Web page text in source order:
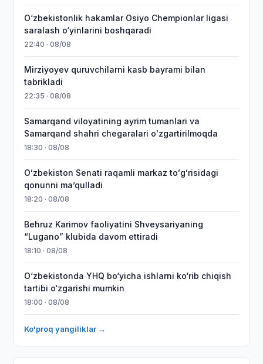
O‘zbekistonlik hakamlar Osiyo Chempionlar ligasi
saralash o‘yinlarini boshqaradi
22:40 · 08/08
Mirziyoyev quruvchilarni kasb bayrami bilan
tabrikladi
22:35 · 08/08
Samarqand viloyatining ayrim tumanlari va
Samarqand shahri chegaralari oʻzgartirilmoqda
18:30 · 08/08
Oʻzbekiston Senati raqamli markaz toʻgʻrisidagi
qonunni maʼqulladi
18:20 · 08/08
Behruz Karimov faoliyatini Shveysariyaning
“Lugano” klubida davom ettiradi
18:10 · 08/08
O‘zbekistonda YHQ bo‘yicha ishlarni ko‘rib chiqish
tartibi o‘zgarishi mumkin
18:00 · 08/08
Ko'proq yangiliklar →